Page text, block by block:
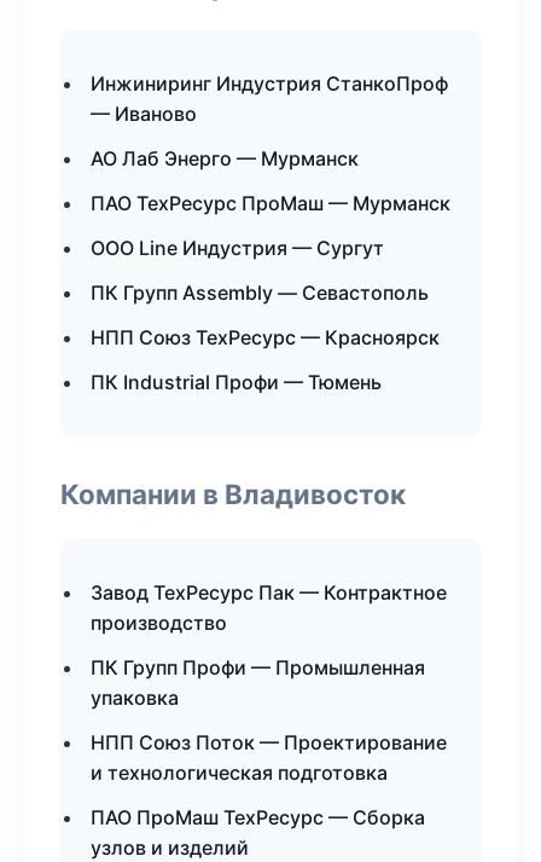
Инжиниринг Индустрия СтанкоПроф
— Иваново
АО Лаб Энерго — Мурманск
ПАО ТехРесурс ПроМаш — Мурманск
ООО Line Индустрия — Сургут
ПК Групп Assembly — Севастополь
НПП Союз ТехРесурс — Красноярск
ПК Industrial Профи — Тюмень
Компании в Владивосток
Завод ТехРесурс Пак — Контрактное
производство
ПК Групп Профи — Промышленная
упаковка
НПП Союз Поток — Проектирование
и технологическая подготовка
ПАО ПроМаш ТехРесурс — Сборка
узлов и изделий